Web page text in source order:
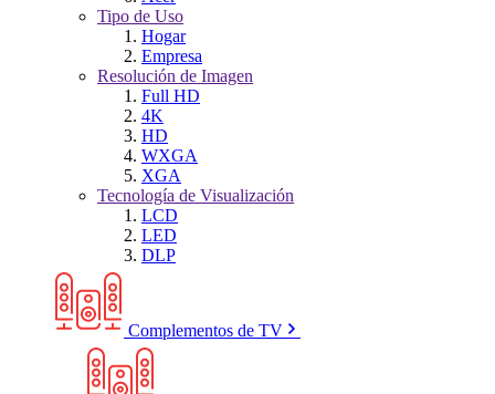
Tipo de Uso
Hogar
Empresa
Resolución de Imagen
Full HD
4K
HD
WXGA
XGA
Tecnología de Visualización
LCD
LED
DLP
Complementos de TV